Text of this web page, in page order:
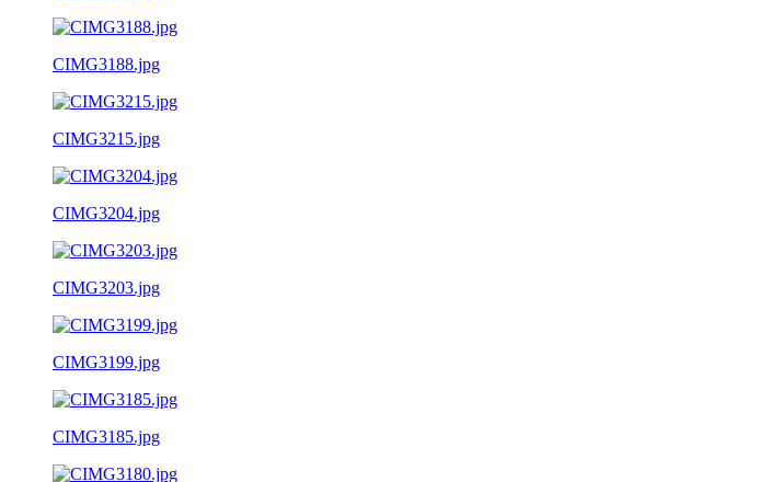
CIMG3188.jpg
CIMG3215.jpg
CIMG3204.jpg
CIMG3203.jpg
CIMG3199.jpg
CIMG3185.jpg